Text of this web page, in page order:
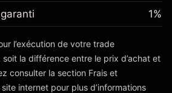
avec effet de levier
'Tarifs et Frais
1%
l’exécution de votre trade
la différence entre le prix d’achat et
consulter la section Frais et
internet pour plus d’informations